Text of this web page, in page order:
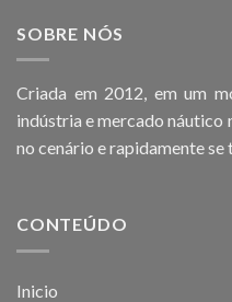
SOBRE NÓS
Criada em 2012, em um
indústria e mercado náutico
no cenário e rapidamente
CONTEÚDO
Inicio